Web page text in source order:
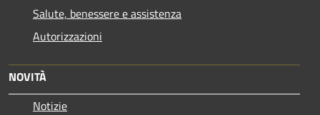
Salute, benessere e assistenza
Autorizzazioni
NOVITÀ
Notizie